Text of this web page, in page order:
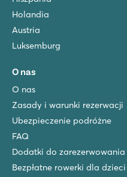
Holandia
Austria
Luksemburg
O nas
O nas
Zasady i warunki rezerwacji
Ubezpieczenie podróżne
FAQ
Dodatki do zarezerwowania
Bezpłatne rowerki dla dzieci